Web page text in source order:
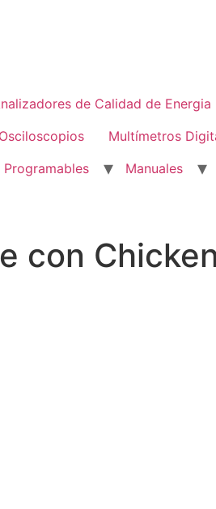
de Calidad de Energia
Osciloscopios Multímetros
Programables Manuales
con